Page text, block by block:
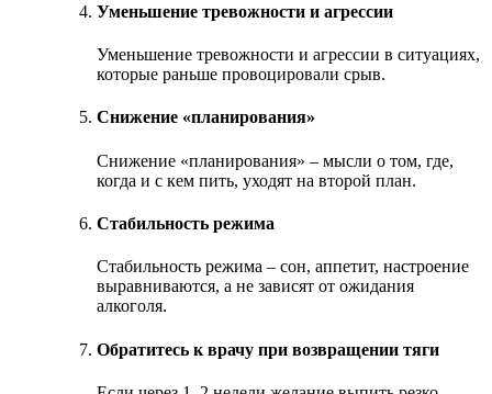
Уменьшение тревожности и агрессии
Уменьшение тревожности и агрессии в ситуациях,
которые раньше провоцировали срыв.
Снижение «планирования»
Снижение «планирования» – мысли о том, где,
когда и с кем пить, уходят на второй план.
Стабильность режима
Стабильность режима – сон, аппетит, настроение
выравниваются, а не зависят от ожидания
алкоголя.
Обратитесь к врачу при возвращении тяги